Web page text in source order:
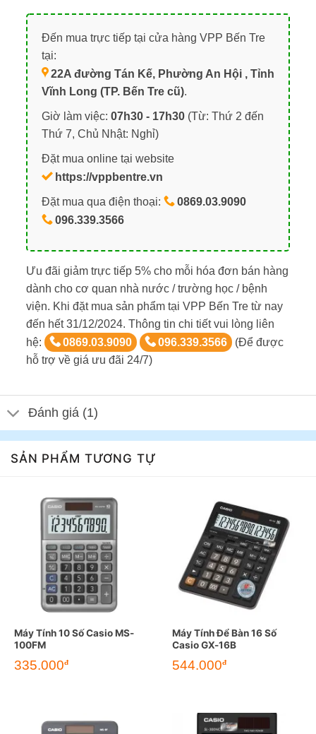
Đến mua trực tiếp tại cửa hàng VPP Bến Tre
tại:
22A đường Tán Kế, Phường An Hội , Tỉnh
Vĩnh Long (TP. Bến Tre cũ).
Giờ làm việc: 07h30 - 17h30(Từ: Thứ 2 đến
Thứ 7, Chủ Nhật: Nghỉ)
Đặt mua online tại website
https://vppbentre.vn
Đặt mua qua điện thoại:
0869.03.9090
096.339.3566
Ưu đãi giảm trực tiếp 5% cho mỗi hóa đơn bán hàng
dành cho cơ quan nhà nước / trường học / bệnh
viện. Khi đặt mua sản phẩm tại VPP Bến Tre từ nay
đến hết 31/12/2024. Thông tin chi tiết vui lòng liên
hệ:
0869.03.9090 096.339.3566
(Để được
hỗ trợ về giá ưu đãi 24/7)
Đánh giá (1)
SẢN PHẨM TƯƠNG TỰ
Máy Tính 10 Số Casio MS-
100FM
335.000đ
Máy Tính Để Bàn 16 Số
Casio GX-16B
544.000đ